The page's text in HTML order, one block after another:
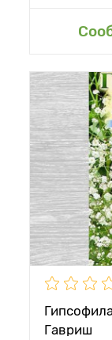
Гавриш
Высота
Растояние
растениями